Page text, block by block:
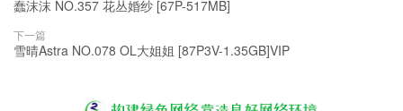
蠢沫沫 NO.357 花丛婚纱 [67P-517MB]
下一篇
雪晴Astra NO.078 OL大姐姐 [87P3V-1.35GB]VIP